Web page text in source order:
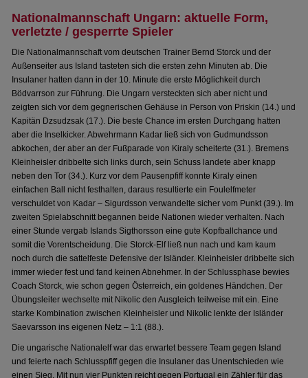
Nationalmannschaft Ungarn: aktuelle Form,
verletzte / gesperrte Spieler
Die Nationalmannschaft vom deutschen Trainer Bernd Storck und der
Außenseiter aus Island tasteten sich die ersten zehn Minuten ab. Die
Insulaner hatten dann in der 10. Minute die erste Möglichkeit durch
Bödvarrson zur Führung. Die Ungarn versteckten sich aber nicht und
zeigten sich vor dem gegnerischen Gehäuse in Person von Priskin (14.) und
Kapitän Dzsudzsak (17.). Die beste Chance im ersten Durchgang hatten
aber die Inselkicker. Abwehrmann Kadar ließ sich von Gudmundsson
abkochen, der aber an der Fußparade von Kiraly scheiterte (31.). Bremens
Kleinheisler dribbelte sich links durch, sein Schuss landete aber knapp
neben den Tor (34.). Kurz vor dem Pausenpfiff konnte Kiraly einen
einfachen Ball nicht festhalten, daraus resultierte ein Foulelfmeter
verschuldet von Kadar – Sigurdsson verwandelte sicher vom Punkt (39.). Im
zweiten Spielabschnitt begannen beide Nationen wieder verhalten. Nach
einer Stunde vergab Islands Sigthorsson eine gute Kopfballchance und
somit die Vorentscheidung. Die Storck-Elf ließ nun nach und kam kaum
noch durch die sattelfeste Defensive der Isländer. Kleinheisler dribbelte sich
immer wieder fest und fand keinen Abnehmer. In der Schlussphase bewies
Coach Storck, wie schon gegen Österreich, ein goldenes Händchen. Der
Übungsleiter wechselte mit Nikolic den Ausgleich teilweise mit ein. Eine
starke Kombination zwischen Kleinheisler und Nikolic lenkte der Isländer
Saevarsson ins eigenen Netz – 1:1 (88.).
Die ungarische Nationalelf war das erwartet bessere Team gegen Island
und feierte nach Schlusspfiff gegen die Insulaner das Unentschieden wie
einen Sieg. Mit nun vier Punkten reicht gegen Portugal ein Zähler für das